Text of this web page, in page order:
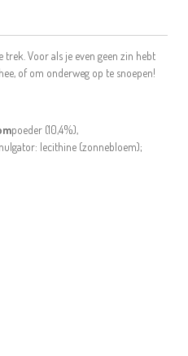
Voor als je even geen zin hebt
of om onderweg op te snoepen!
poeder (10,4%),
lecithine (zonnebloem);